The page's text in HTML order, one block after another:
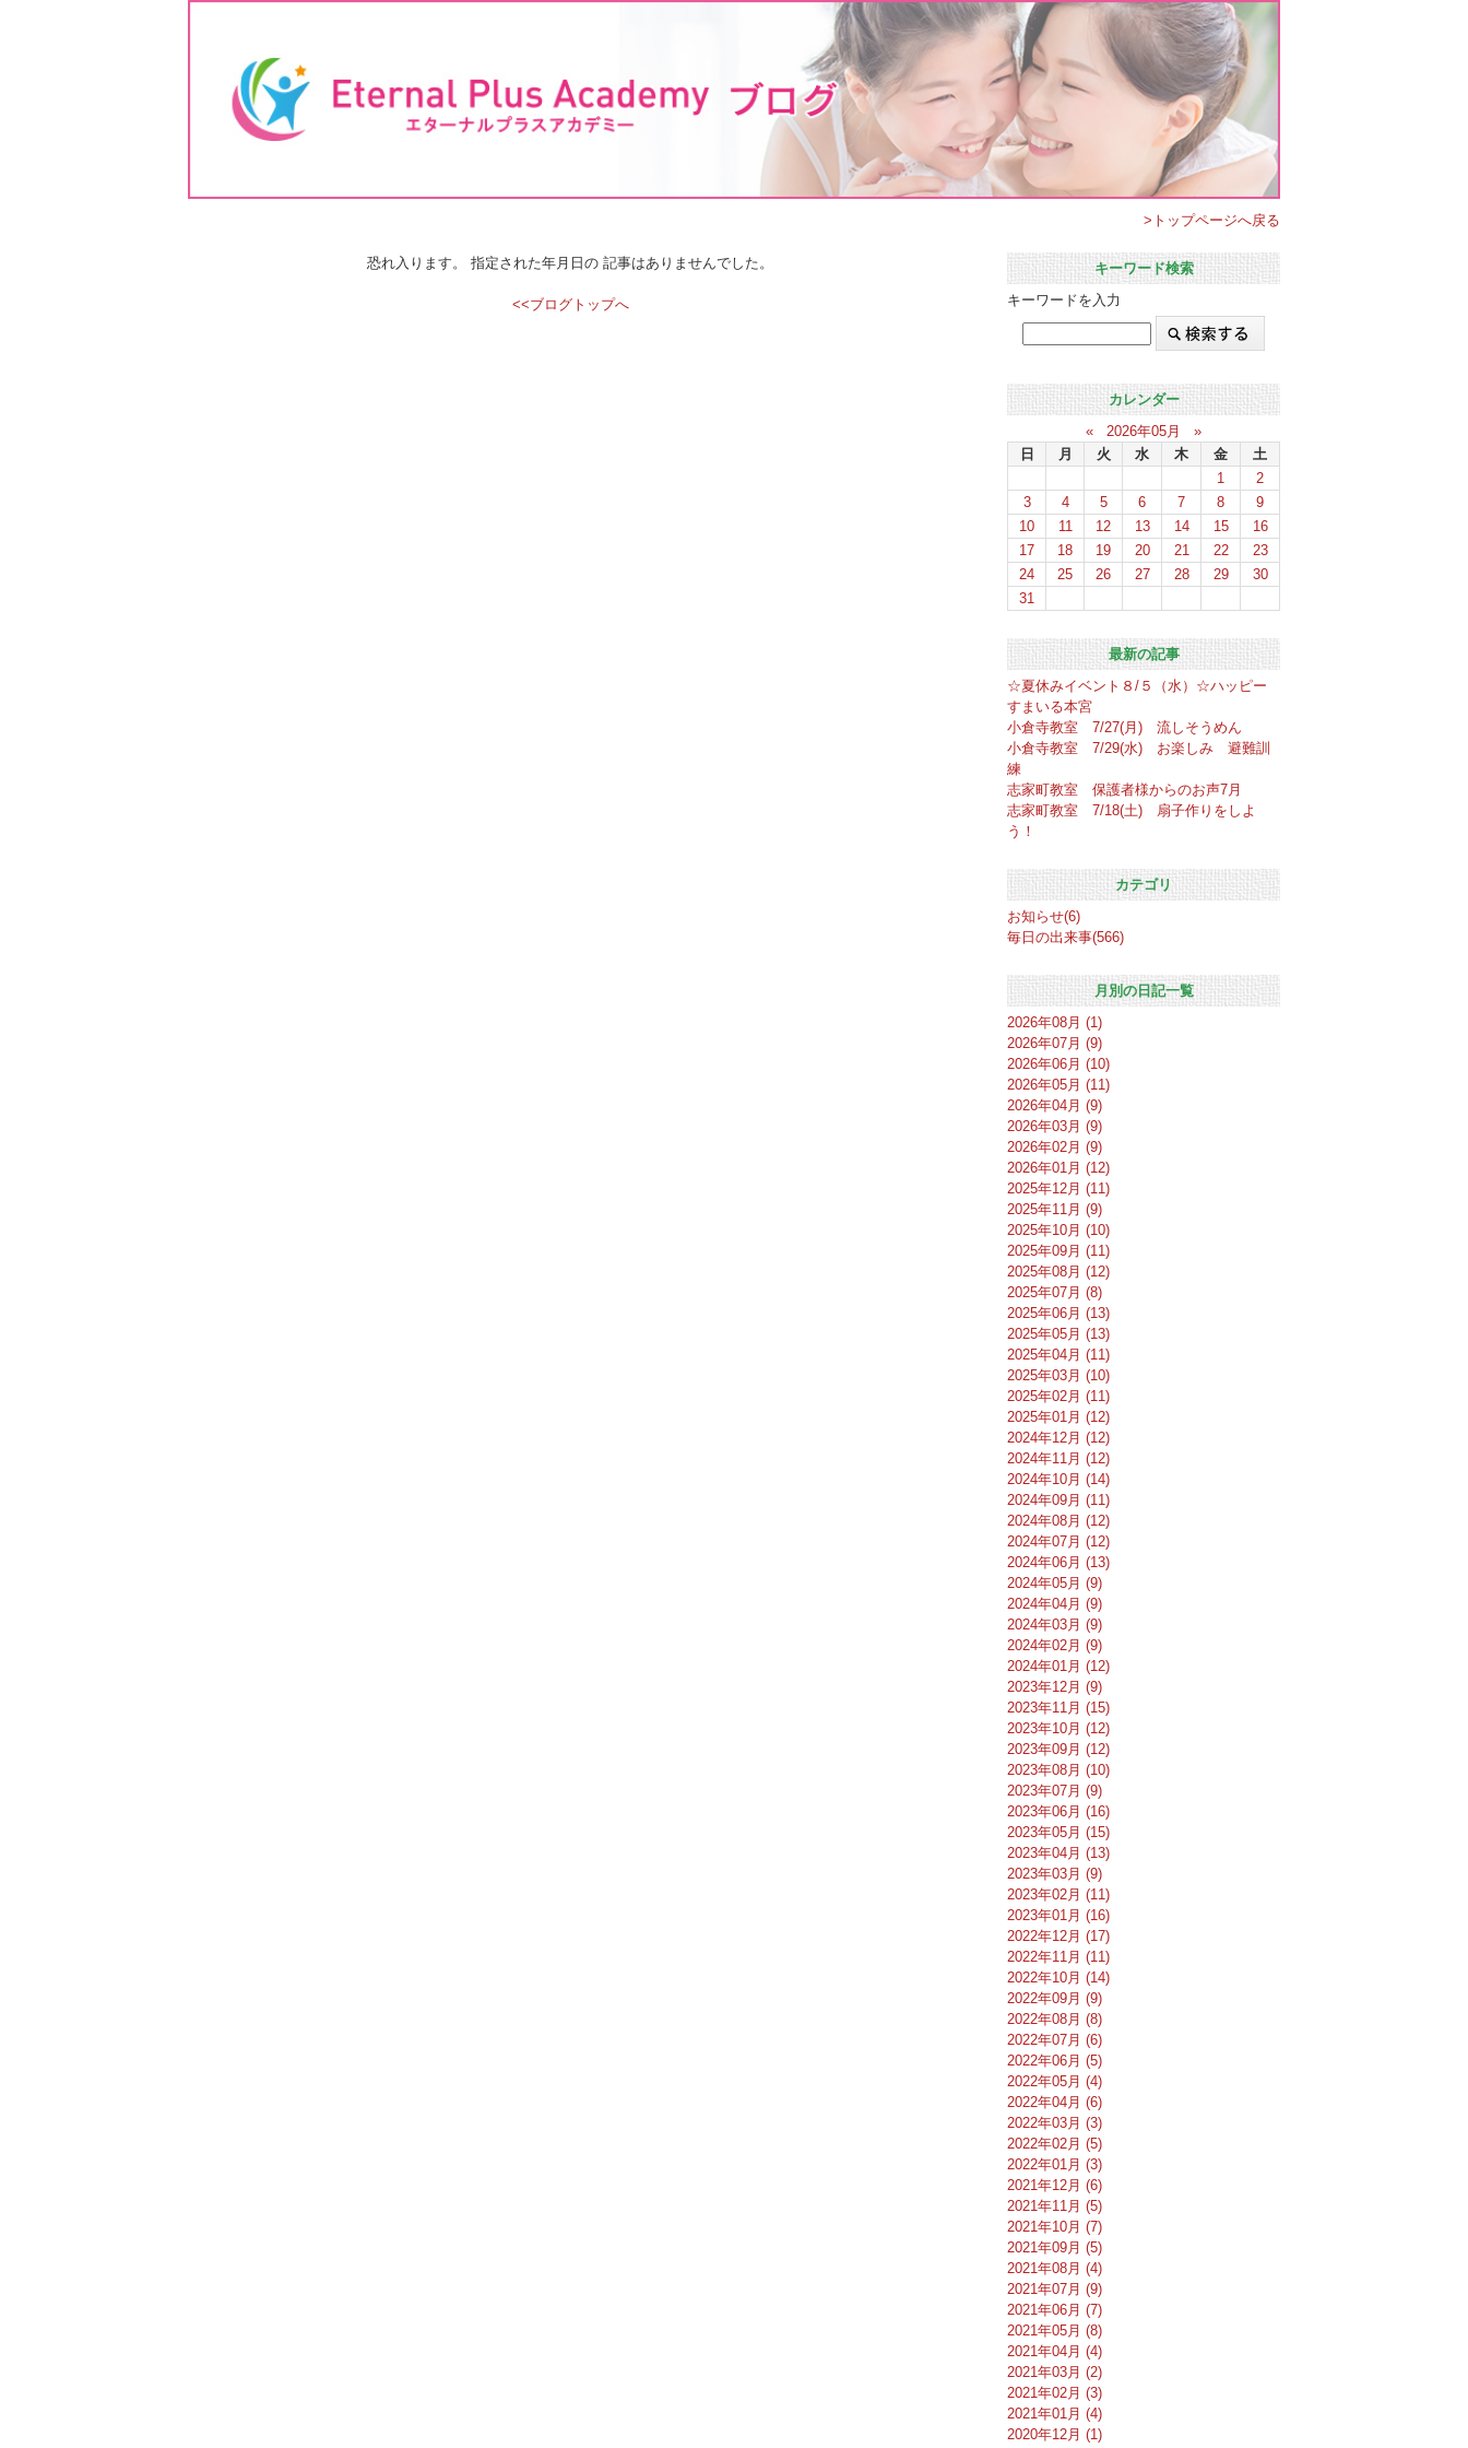
>トップページへ戻る
恐れ入ります。 指定された年月日の 記事はありませんでした。
<<ブログトップへ
キーワード検索
キーワードを入力
カレンダー
«
2026年05月
»
日
月 火 水 木 金
土
1
2
3
4 5 6 7 8
9
10
11 12 13 14 15
16
17
18 19 20 21 22
23
24
25 26 27 28 29
30
31
最新の記事
☆夏休みイベント８/５（水）☆ハッピー
すまいる本宮
小倉寺教室 7/27(月) 流しそうめん
小倉寺教室 7/29(水) お楽しみ 避難訓
練
志家町教室 保護者様からのお声7月
志家町教室 7/18(土) 扇子作りをしよ
う！
カテゴリ
お知らせ(6)
毎日の出来事(566)
月別の日記一覧
2026年08月 (1)
2026年07月 (9)
2026年06月 (10)
2026年05月 (11)
2026年04月 (9)
2026年03月 (9)
2026年02月 (9)
2026年01月 (12)
2025年12月 (11)
2025年11月 (9)
2025年10月 (10)
2025年09月 (11)
2025年08月 (12)
2025年07月 (8)
2025年06月 (13)
2025年05月 (13)
2025年04月 (11)
2025年03月 (10)
2025年02月 (11)
2025年01月 (12)
2024年12月 (12)
2024年11月 (12)
2024年10月 (14)
2024年09月 (11)
2024年08月 (12)
2024年07月 (12)
2024年06月 (13)
2024年05月 (9)
2024年04月 (9)
2024年03月 (9)
2024年02月 (9)
2024年01月 (12)
2023年12月 (9)
2023年11月 (15)
2023年10月 (12)
2023年09月 (12)
2023年08月 (10)
2023年07月 (9)
2023年06月 (16)
2023年05月 (15)
2023年04月 (13)
2023年03月 (9)
2023年02月 (11)
2023年01月 (16)
2022年12月 (17)
2022年11月 (11)
2022年10月 (14)
2022年09月 (9)
2022年08月 (8)
2022年07月 (6)
2022年06月 (5)
2022年05月 (4)
2022年04月 (6)
2022年03月 (3)
2022年02月 (5)
2022年01月 (3)
2021年12月 (6)
2021年11月 (5)
2021年10月 (7)
2021年09月 (5)
2021年08月 (4)
2021年07月 (9)
2021年06月 (7)
2021年05月 (8)
2021年04月 (4)
2021年03月 (2)
2021年02月 (3)
2021年01月 (4)
2020年12月 (1)